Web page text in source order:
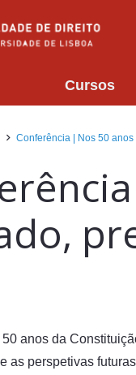
Cursos
Conferência | Nos 50
anos da
as perspetivas